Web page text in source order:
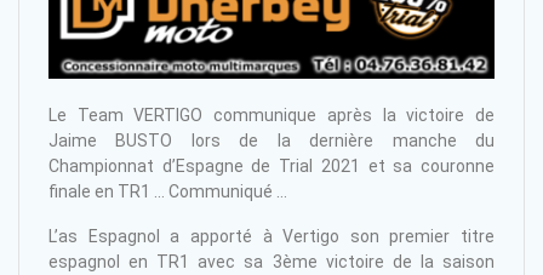
Le Team VERTIGO communique après la victoire de
Jaime BUSTO lors de la dernière manche du
Championnat d’Espagne de Trial 2021 et sa couronne
finale en TR1 … Communiqué …
L’as Espagnol a apporté à Vertigo son premier titre
espagnol en TR1 avec sa 3ème victoire de la saison